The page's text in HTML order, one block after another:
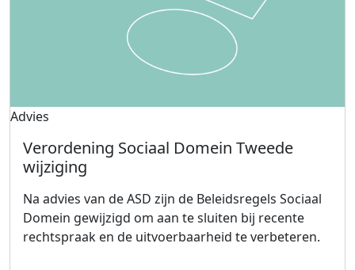
Advies
Verordening Sociaal Domein Tweede
wijziging
Na advies van de ASD zijn de Beleidsregels Sociaal
Domein gewijzigd om aan te sluiten bij recente
rechtspraak en de uitvoerbaarheid te verbeteren.